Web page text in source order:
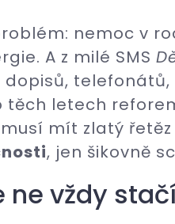
nemoc v
A z milé SMS
telefonátů,
těch letech
mít zlatý
, jen šikovně
ne vždy stačí